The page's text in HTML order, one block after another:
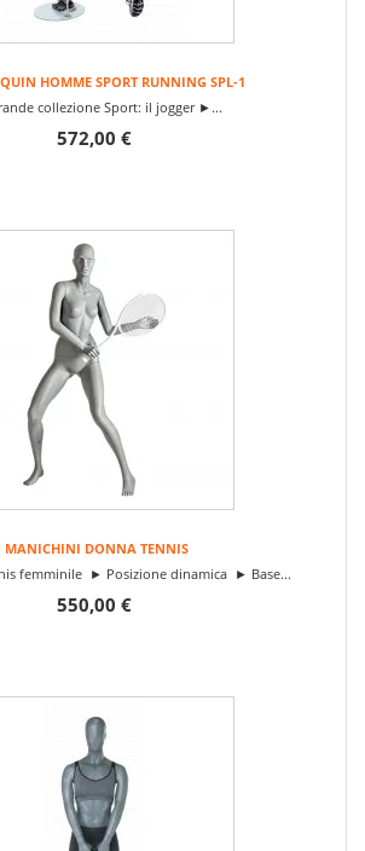
HOMME SPORT RUNNING SPL-1
collezione Sport: il jogger ►...
572,00 €
MANICHINI DONNA TENNIS
femminile ► Posizione dinamica ► Base...
550,00 €